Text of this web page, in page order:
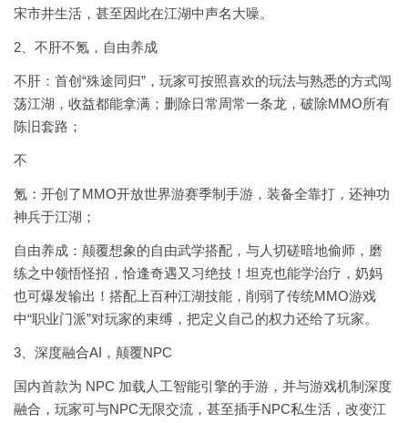
宋市井生活，甚至因此在江湖中声名大噪。
2、不肝不氪，自由养成
不肝：首创“殊途同归”，玩家可按照喜欢的玩法与熟悉的方式闯
荡江湖，收益都能拿满；删除日常周常一条龙，破除MMO所有
陈旧套路；
不
氪：开创了MMO开放世界游赛季制手游，装备全靠打，还神功
神兵于江湖；
自由养成：颠覆想象的自由武学搭配，与人切磋暗地偷师，磨
练之中领悟怪招，恰逢奇遇又习绝技！坦克也能学治疗，奶妈
也可爆发输出！搭配上百种江湖技能，削弱了传统MMO游戏
中“职业门派”对玩家的束缚，把定义自己的权力还给了玩家。
3、深度融合AI，颠覆NPC
国内首款为 NPC 加载人工智能引擎的手游，并与游戏机制深度
融合，玩家可与NPC无限交流，甚至插手NPC私生活，改变江